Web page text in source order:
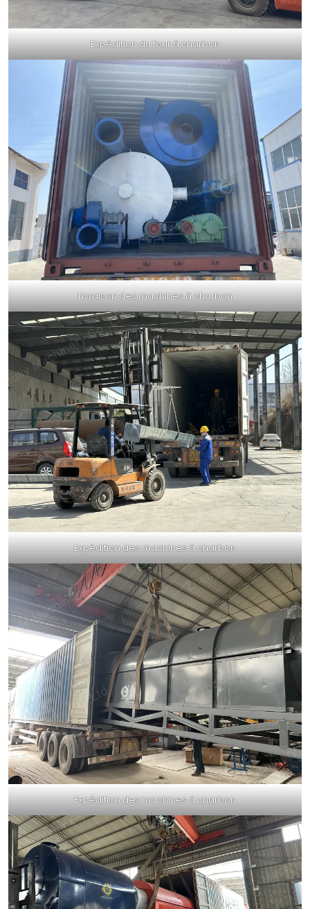
Expédition du four à charbon
Livraison des machines à charbon
Expédition des machines à charbon
Expédition des machines à charbon